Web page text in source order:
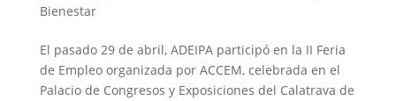
Bienestar
El pasado 29 de abril, ADEIPA participó en la II Feria
de Empleo organizada por ACCEM, celebrada en el
Palacio de Congresos y Exposiciones del Calatrava de